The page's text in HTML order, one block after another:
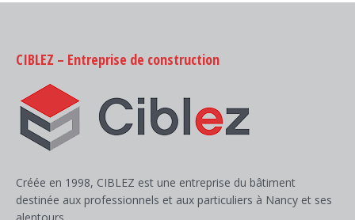
CIBLEZ – Entreprise de construction
Créée en 1998, CIBLEZ est une entreprise du bâtiment
destinée aux professionnels et aux particuliers à Nancy et ses